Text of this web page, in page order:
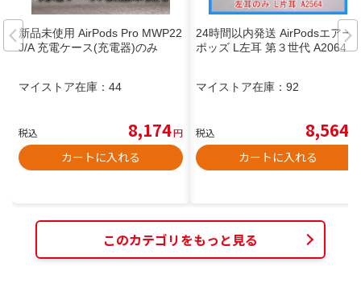
新品未使用 AirPods Pro MWP22
J/A 充電ケース(充電器)のみ
マイストア在庫： 44
税込 8,174円
カートに入れる
24時間以内発送 AirPodsエアー
ポッズ L左耳 第３世代 A2064
マイストア在庫： 92
税込 8,564
カートに入れる
このカテゴリをもっと見る